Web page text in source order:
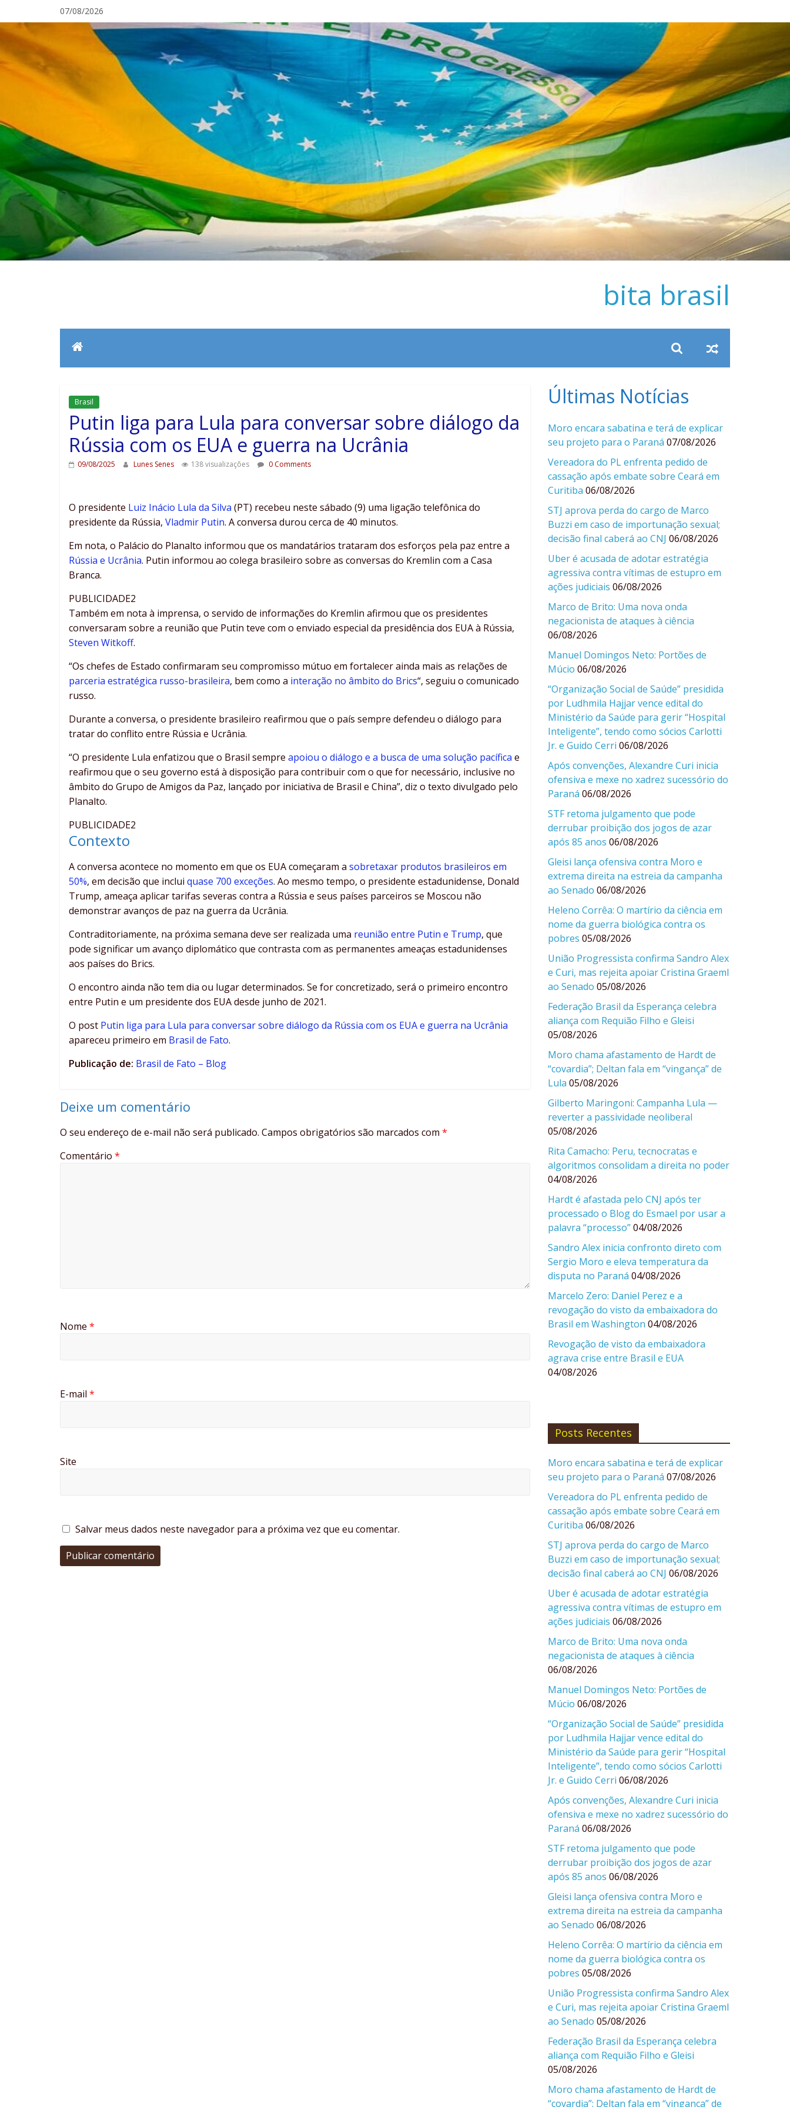
para
conteúdo
07/08/2026
bita brasil
Brasil
Putin liga para Lula para conversar sobre diálogo da
Rússia com os EUA e guerra na Ucrânia
09/08/2025 Lunes Senes 138 visualizações 0 Comments
O presidente Luiz Inácio Lula da Silva (PT) recebeu neste sábado (9) uma ligação telefônica do
presidente da Rússia, Vladmir Putin. A conversa durou cerca de 40 minutos.
Em nota, o Palácio do Planalto informou que os mandatários trataram dos esforços pela paz entre a
Rússia e Ucrânia. Putin informou ao colega brasileiro sobre as conversas do Kremlin com a Casa
Branca.
PUBLICIDADE2
Também em nota à imprensa, o servido de informações do Kremlin afirmou que os presidentes
conversaram sobre a reunião que Putin teve com o enviado especial da presidência dos EUA à Rússia,
Steven Witkoff.
“Os chefes de Estado confirmaram seu compromisso mútuo em fortalecer ainda mais as relações de
parceria estratégica russo-brasileira, bem como a interação no âmbito do Brics“, seguiu o comunicado
russo.
Durante a conversa, o presidente brasileiro reafirmou que o país sempre defendeu o diálogo para
tratar do conflito entre Rússia e Ucrânia.
“O presidente Lula enfatizou que o Brasil sempre apoiou o diálogo e a busca de uma solução pacífica e
reafirmou que o seu governo está à disposição para contribuir com o que for necessário, inclusive no
âmbito do Grupo de Amigos da Paz, lançado por iniciativa de Brasil e China”, diz o texto divulgado pelo
Planalto.
PUBLICIDADE2
Contexto
A conversa acontece no momento em que os EUA começaram a sobretaxar produtos brasileiros em
50%, em decisão que inclui quase 700 exceções. Ao mesmo tempo, o presidente estadunidense, Donald
Trump, ameaça aplicar tarifas severas contra a Rússia e seus países parceiros se Moscou não
demonstrar avanços de paz na guerra da Ucrânia.
Contraditoriamente, na próxima semana deve ser realizada uma reunião entre Putin e Trump, que
pode significar um avanço diplomático que contrasta com as permanentes ameaças estadunidenses
aos países do Brics.
O encontro ainda não tem dia ou lugar determinados. Se for concretizado, será o primeiro encontro
entre Putin e um presidente dos EUA desde junho de 2021.
O post Putin liga para Lula para conversar sobre diálogo da Rússia com os EUA e guerra na Ucrânia
apareceu primeiro em Brasil de Fato.
Publicação de: Brasil de Fato – Blog
Deixe um comentário
O seu endereço de e-mail não será publicado. Campos obrigatórios são marcados com *
Comentário *
Nome *
E-mail *
Site
Salvar meus dados neste navegador para a próxima vez que eu comentar.
Últimas Notícias
Moro encara sabatina e terá de explicar
seu projeto para o Paraná 07/08/2026
Vereadora do PL enfrenta pedido de
cassação após embate sobre Ceará em
Curitiba 06/08/2026
STJ aprova perda do cargo de Marco
Buzzi em caso de importunação sexual;
decisão final caberá ao CNJ 06/08/2026
Uber é acusada de adotar estratégia
agressiva contra vítimas de estupro em
ações judiciais 06/08/2026
Marco de Brito: Uma nova onda
negacionista de ataques à ciência
06/08/2026
Manuel Domingos Neto: Portões de
Múcio 06/08/2026
“Organização Social de Saúde” presidida
por Ludhmila Hajjar vence edital do
Ministério da Saúde para gerir “Hospital
Inteligente”, tendo como sócios Carlotti
Jr. e Guido Cerri 06/08/2026
Após convenções, Alexandre Curi inicia
ofensiva e mexe no xadrez sucessório do
Paraná 06/08/2026
STF retoma julgamento que pode
derrubar proibição dos jogos de azar
após 85 anos 06/08/2026
Gleisi lança ofensiva contra Moro e
extrema direita na estreia da campanha
ao Senado 06/08/2026
Heleno Corrêa: O martírio da ciência em
nome da guerra biológica contra os
pobres 05/08/2026
União Progressista confirma Sandro Alex
e Curi, mas rejeita apoiar Cristina Graeml
ao Senado 05/08/2026
Federação Brasil da Esperança celebra
aliança com Requião Filho e Gleisi
05/08/2026
Moro chama afastamento de Hardt de
“covardia”; Deltan fala em “vingança” de
Lula 05/08/2026
Gilberto Maringoni: Campanha Lula —
reverter a passividade neoliberal
05/08/2026
Rita Camacho: Peru, tecnocratas e
algoritmos consolidam a direita no poder
04/08/2026
Hardt é afastada pelo CNJ após ter
processado o Blog do Esmael por usar a
palavra “processo”04/08/2026
Sandro Alex inicia confronto direto com
Sergio Moro e eleva temperatura da
disputa no Paraná 04/08/2026
Marcelo Zero: Daniel Perez e a
revogação do visto da embaixadora do
Brasil em Washington 04/08/2026
Revogação de visto da embaixadora
agrava crise entre Brasil e EUA
04/08/2026
Posts Recentes
Moro encara sabatina e terá de explicar
seu projeto para o Paraná 07/08/2026
Vereadora do PL enfrenta pedido de
cassação após embate sobre Ceará em
Curitiba 06/08/2026
STJ aprova perda do cargo de Marco
Buzzi em caso de importunação sexual;
decisão final caberá ao CNJ 06/08/2026
Uber é acusada de adotar estratégia
agressiva contra vítimas de estupro em
ações judiciais 06/08/2026
Marco de Brito: Uma nova onda
negacionista de ataques à ciência
06/08/2026
Manuel Domingos Neto: Portões de
Múcio 06/08/2026
“Organização Social de Saúde” presidida
por Ludhmila Hajjar vence edital do
Ministério da Saúde para gerir “Hospital
Inteligente”, tendo como sócios Carlotti
Jr. e Guido Cerri 06/08/2026
Após convenções, Alexandre Curi inicia
ofensiva e mexe no xadrez sucessório do
Paraná 06/08/2026
STF retoma julgamento que pode
derrubar proibição dos jogos de azar
após 85 anos 06/08/2026
Gleisi lança ofensiva contra Moro e
extrema direita na estreia da campanha
ao Senado 06/08/2026
Heleno Corrêa: O martírio da ciência em
nome da guerra biológica contra os
pobres 05/08/2026
União Progressista confirma Sandro Alex
e Curi, mas rejeita apoiar Cristina Graeml
ao Senado 05/08/2026
Federação Brasil da Esperança celebra
aliança com Requião Filho e Gleisi
05/08/2026
Moro chama afastamento de Hardt de
“covardia”; Deltan fala em “vingança” de